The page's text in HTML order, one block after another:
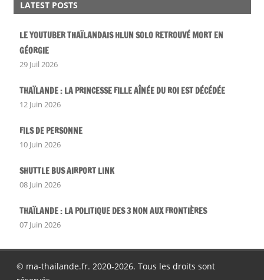
LATEST POSTS
LE YOUTUBER THAÏLANDAIS HLUN SOLO RETROUVÉ MORT EN
GÉORGIE
29 Juil 2026
THAÏLANDE : LA PRINCESSE FILLE AÎNÉE DU ROI EST DÉCÉDÉE
12 Juin 2026
FILS DE PERSONNE
10 Juin 2026
SHUTTLE BUS AIRPORT LINK
08 Juin 2026
THAÏLANDE : LA POLITIQUE DES 3 NON AUX FRONTIÈRES
07 Juin 2026
© ma-thailande.fr. 2020-2026. Tous les droits sont